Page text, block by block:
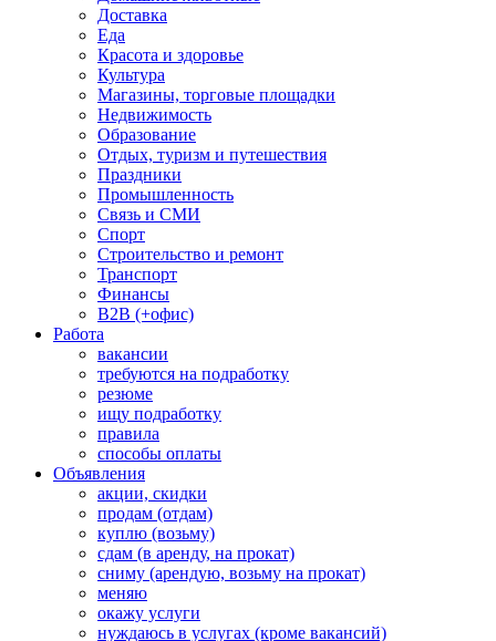
Доставка
Еда
Красота и здоровье
Культура
Магазины, торговые площадки
Недвижимость
Образование
Отдых, туризм и путешествия
Праздники
Промышленность
Связь и СМИ
Спорт
Строительство и ремонт
Транспорт
Финансы
B2B (+офис)
Работа
вакансии
требуются на подработку
резюме
ищу подработку
правила
способы оплаты
Объявления
акции, скидки
продам (отдам)
куплю (возьму)
сдам (в аренду, на прокат)
сниму (арендую, возьму на прокат)
меняю
окажу услуги
нуждаюсь в услугах (кроме вакансий)